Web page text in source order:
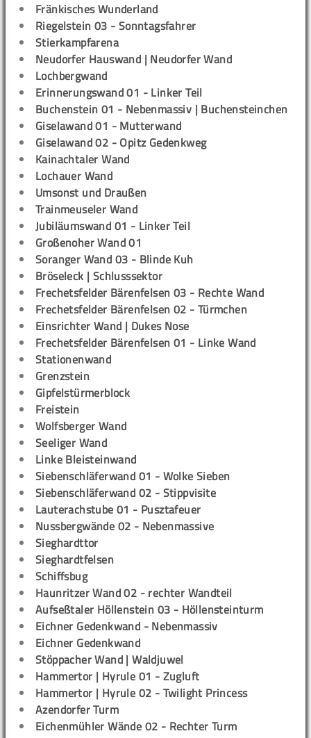
Fränkisches Wunderland
Riegelstein 03 - Sonntagsfahrer
Stierkampfarena
Neudorfer Hauswand | Neudorfer Wand
Lochbergwand
Erinnerungswand 01 - Linker Teil
Buchenstein 01 - Nebenmassiv | Buchensteinchen
Giselawand 01 - Mutterwand
Giselawand 02 - Opitz Gedenkweg
Kainachtaler Wand
Lochauer Wand
Umsonst und Draußen
Trainmeuseler Wand
Jubiläumswand 01 - Linker Teil
Großenoher Wand 01
Soranger Wand 03 - Blinde Kuh
Bröseleck | Schlusssektor
Frechetsfelder Bärenfelsen 03 - Rechte Wand
Frechetsfelder Bärenfelsen 02 - Türmchen
Einsrichter Wand | Dukes Nose
Frechetsfelder Bärenfelsen 01 - Linke Wand
Stationenwand
Grenzstein
Gipfelstürmerblock
Freistein
Wolfsberger Wand
Seeliger Wand
Linke Bleisteinwand
Siebenschläferwand 01 - Wolke Sieben
Siebenschläferwand 02 - Stippvisite
Lauterachstube 01 - Pusztafeuer
Nussbergwände 02 - Nebenmassive
Sieghardttor
Sieghardtfelsen
Schiffsbug
Haunritzer Wand 02 - rechter Wandteil
Aufseßtaler Höllenstein 03 - Höllensteinturm
Eichner Gedenkwand - Nebenmassiv
Eichner Gedenkwand
Stöppacher Wand | Waldjuwel
Hammertor | Hyrule 01 - Zugluft
Hammertor | Hyrule 02 - Twilight Princess
Azendorfer Turm
Eichenmühler Wände 02 - Rechter Turm